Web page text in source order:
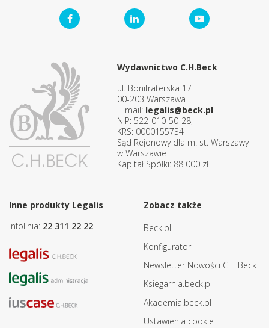
Wydawnictwo C.H.Beck
ul. Bonifraterska 17
00-203 Warszawa
E-mail: legalis@beck.pl
NIP: 522-010-50-28,
KRS: 0000155734
Sąd Rejonowy dla m. st. Warszawy
w Warszawie
Kapitał Spółki: 88 000 zł
Inne produkty Legalis
Infolinia: 22 311 22 22
Zobacz także
Beck.pl
Konfigurator
Newsletter Nowości C.H.Beck
Ksiegarnia.beck.pl
Akademia.beck.pl
Ustawienia cookie